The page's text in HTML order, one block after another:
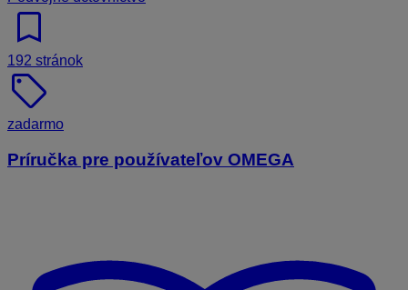
bookmark
192 stránok
sell
zadarmo
Príručka pre používateľov OMEGA